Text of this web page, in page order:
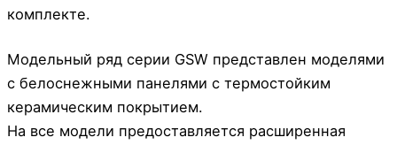
комплекте.
Модельный ряд серии GSW представлен моделями
с белоснежными панелями с термостойким
керамическим покрытием.
На все модели предоставляется расширенная